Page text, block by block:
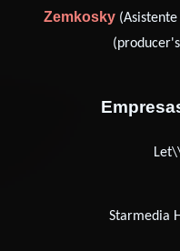
Zemkosky(Asistente
Starmedia